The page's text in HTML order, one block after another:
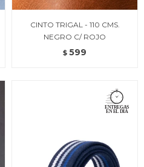
CINTO TRIGAL - 110 CMS.
NEGRO C/ ROJO
$ 599